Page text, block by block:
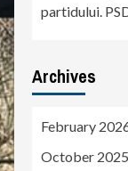
partidului.
Archives
February
October 2025